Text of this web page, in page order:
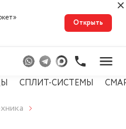
Открыть
СПЛИТ-СИСТЕМЫ